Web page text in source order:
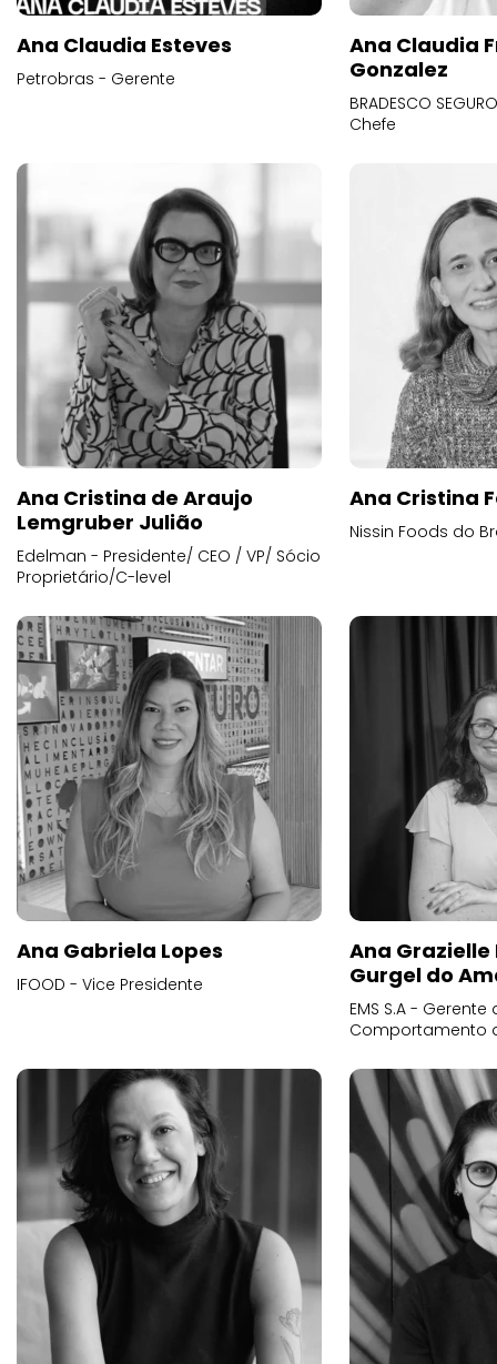
Ana Claudia Esteves
Petrobras - Gerente
Ana Claudia
Gonzalez
BRADESCO
Chefe
Ana Cristina de Araujo
Lemgruber Julião
Edelman - Presidente/ CEO / VP/ Sócio
Proprietário/C-level
Ana Cristina
Nissin Foods do
Ana Gabriela Lopes
IFOOD - Vice Presidente
Ana
Gurgel do
EMS S.A -
Comportamento